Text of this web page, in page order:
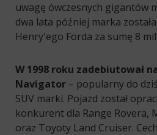
uwagę ówczesnych gigantów
dwa lata później marka
Henry'ego Forda za sumę 8
W 1998 roku zadebiutował
Navigator – popularny do
SUV marki. Pojazd został
konkurent dla Range Rovera,
oraz Toyoty Land Cruiser.